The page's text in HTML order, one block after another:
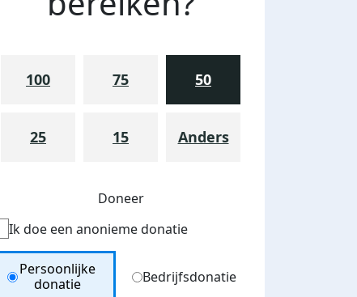
100 75 50
25 15 Anders
Doneer
Ik doe een anonieme donatie
Donation Type
Persoonlijke
donatie
Bedrijfsdonatie